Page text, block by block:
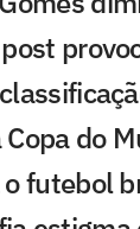
do
futebol